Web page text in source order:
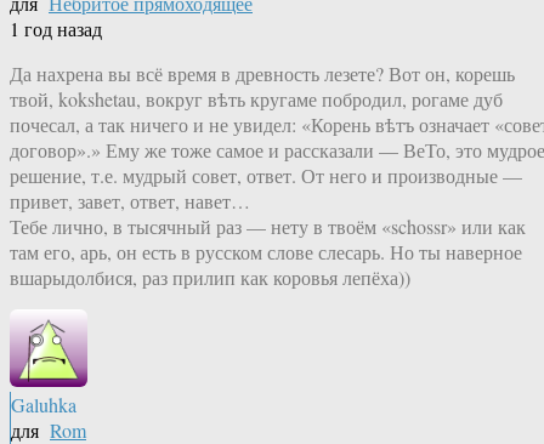
1 год назад
Да нахрена вы всё время в древность лезете? Вот он, корешь
твой, kokshetau, вокруг вѣть кругаме побродил, рогаме дуб
почесал, а так ничего и не увидел: «Корень вѣтъ означает
договор».» Ему же тоже самое и рассказали — ВеТо, это мудрое
решение, т.е. мудрый совет, ответ. От него и производные —
привет, завет, ответ, навет…
Тебе лично, в тысячный раз — нету в твоём «schossr» или как
там его, арь, он есть в русском слове слесарь. Но ты наверное
вшарыдолбися, раз прилип как коровья лепёха))
Galuhka
для Rom